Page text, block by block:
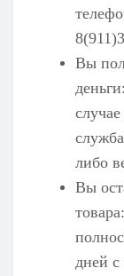
Вы
либо
Вы
дней с